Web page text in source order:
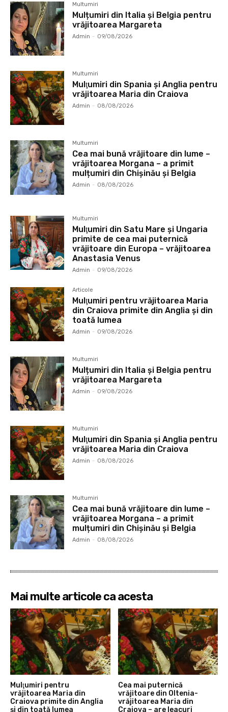
Multumiri
Mulțumiri din Italia și Belgia pentru
vrăjitoarea Margareta
Admin - 09/08/2026
Multumiri
Mulţumiri din Spania şi Anglia pentru
vrăjitoarea Maria din Craiova
Admin - 08/08/2026
Multumiri
Cea mai bună vrăjitoare din lume –
vrăjitoarea Morgana – a primit
mulțumiri din Chișinău și Belgia
Admin - 08/08/2026
Multumiri
Mulţumiri din Satu Mare și Ungaria
primite de cea mai puternică
vrăjitoare din Europa – vrăjitoarea
Anastasia Venus
Admin - 09/08/2026
Articole
Mulţumiri pentru vrăjitoarea Maria
din Craiova primite din Anglia și din
toată lumea
Admin - 09/08/2026
Multumiri
Mulțumiri din Italia și Belgia pentru
vrăjitoarea Margareta
Admin - 09/08/2026
Multumiri
Mulţumiri din Spania şi Anglia pentru
vrăjitoarea Maria din Craiova
Admin - 08/08/2026
Multumiri
Cea mai bună vrăjitoare din lume –
vrăjitoarea Morgana – a primit
mulțumiri din Chișinău și Belgia
Admin - 08/08/2026
Mai multe articole ca acesta
Mulţumiri pentru
vrăjitoarea Maria din
Craiova primite din Anglia
și din toată lumea
Cea mai puternică
vrăjitoare din Oltenia-
vrăjitoarea Maria din
Craiova – are leacuri